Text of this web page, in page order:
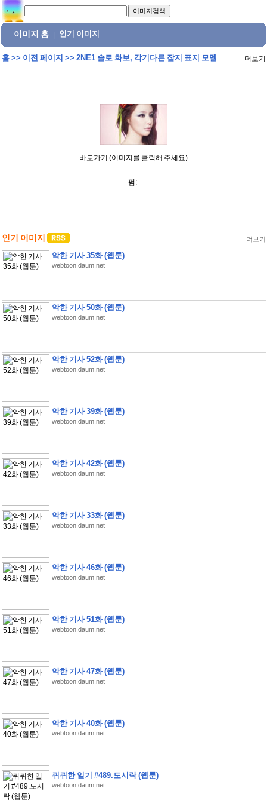
이미지 홈 인기 이미지
홈>> 이전 페이지 >> 2NE1 솔로 화보, 각기다른 잡지 표지 모델 더보기
바로가기 (이미지를 클릭해 주세요)
펌:
인기 이미지 더보기
악한 기사 35화 (웹툰)
webtoon.daum.net
악한 기사 50화 (웹툰)
webtoon.daum.net
악한 기사 52화 (웹툰)
webtoon.daum.net
악한 기사 39화 (웹툰)
webtoon.daum.net
악한 기사 42화 (웹툰)
webtoon.daum.net
악한 기사 33화 (웹툰)
webtoon.daum.net
악한 기사 46화 (웹툰)
webtoon.daum.net
악한 기사 51화 (웹툰)
webtoon.daum.net
악한 기사 47화 (웹툰)
webtoon.daum.net
악한 기사 40화 (웹툰)
webtoon.daum.net
퀴퀴한 일기 #489.도시락 (웹툰)
webtoon.daum.net